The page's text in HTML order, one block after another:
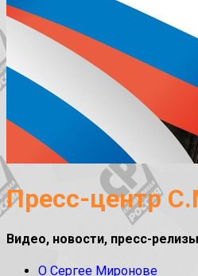
Пресс-центр
Видео, новости, пресс-
О Сергее Миронове